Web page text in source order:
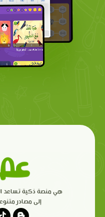
هي منصة ذكية تساعد
إلى مصادر